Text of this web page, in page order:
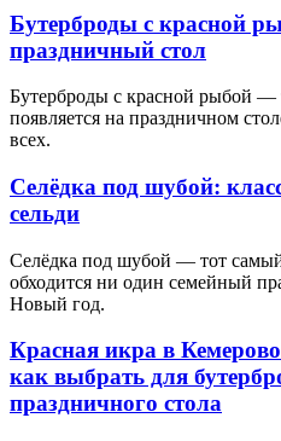
Бутерброды с красной
праздничный стол
Бутерброды с красной рыбой —
появляется на праздничном
всех.
Селёдка под шубой:
сельди
Селёдка под шубой — тот самый
обходится ни один семейный
Новый год.
Красная икра в
как выбрать для
праздничного стола